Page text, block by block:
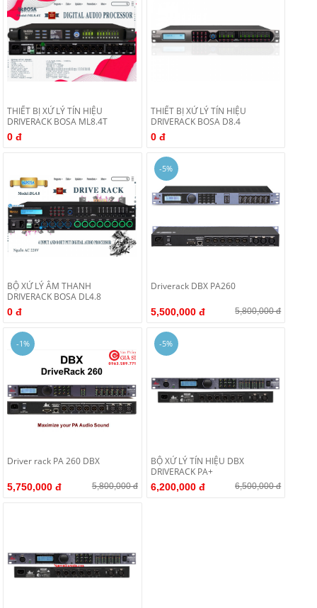
THIẾT BỊ XỬ LÝ TÍN HIỆU
DRIVERACK BOSA ML8.4T
0 đ
THIẾT BỊ XỬ LÝ TÍN HIỆU
DRIVERACK BOSA D8.4
0 đ
BỘ XỬ LÝ ÂM THANH
DRIVERACK BOSA DL4.8
0 đ
Driverack DBX PA260
5,800,000 đ
5,500,000 đ
-5%
Driver rack PA 260 DBX
5,800,000 đ
5,750,000 đ
-1%
BỘ XỬ LÝ TÍN HIỆU DBX
DRIVERACK PA+
6,500,000 đ
6,200,000 đ
-5%